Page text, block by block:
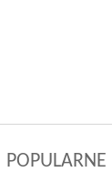
POPULARNE